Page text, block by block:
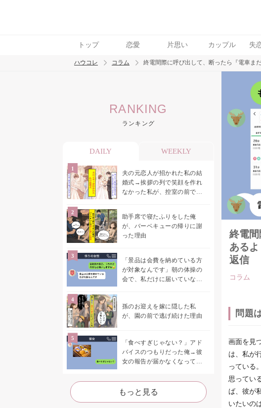
トップ 恋愛 片思い カップル 失
トレンド ワード
ハウコレ コラム 終電間際に呼び出して、断ったら『電車ま
RANKING
ランキング
DAILY WEEKLY
夫の元恋人が招かれた私の結
婚式→挨拶の列で笑顔を作れ
なかった私が、控室の前で彼
助手席で寝たふりをした俺
が、バーベキューの帰りに謝
った理由
「景品は会費を納めている方
が対象なんです」朝の体操の
会で、私だけに届いていなか
孫のお迎えを嫁に隠した私
が、園の前で逃げ続けた理由
「食べすぎじゃない？」アド
バイスのつもりだった俺→彼
女の報告が届かなくなって、
た
もっと見る
終電
ある
返信
コラム
問題
画面を見
は、私が
っている
思ってい
ば、彼が
いたいの